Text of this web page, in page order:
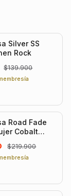
Silver SS
Rock
$139.900
Road Fade
Cobalt
Green
$219.900